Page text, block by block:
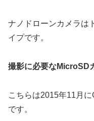
ナノドローンカメラは
イプです。
撮影に必要なMicroSD
こちらは2015年11月
です。